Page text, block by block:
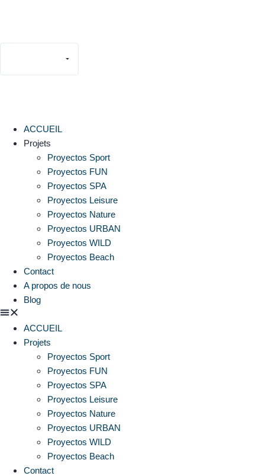
Español
Italiano
ACCUEIL
Projets
Proyectos Sport
Proyectos FUN
Proyectos SPA
Proyectos Leisure
Proyectos Nature
Proyectos URBAN
Proyectos WILD
Proyectos Beach
Contact
A propos de nous
Blog
ACCUEIL
Projets
Proyectos Sport
Proyectos FUN
Proyectos SPA
Proyectos Leisure
Proyectos Nature
Proyectos URBAN
Proyectos WILD
Proyectos Beach
Contact